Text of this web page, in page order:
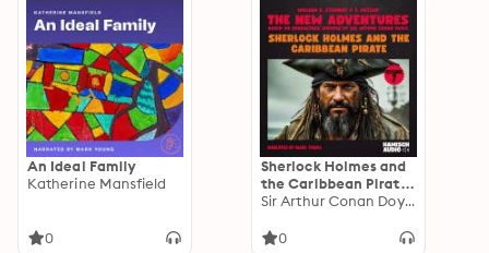
An Ideal Family
Katherine Mansfield
0
Sherlock Holmes and
the Caribbean Pirate
(The New Adventures,
Sir Arthur Conan Doyle
0